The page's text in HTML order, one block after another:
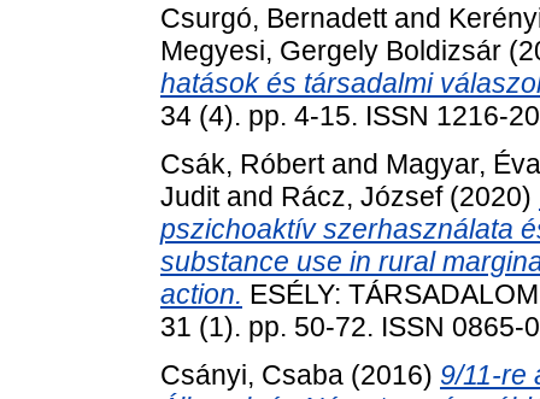
Csurgó, Bernadettand
Megyesi, Gergely Boldizsár
hatások és társadalmi
34 (4). pp. 4-15. ISSN 1216-
Csák, Róbertand Magyar, Éva
Juditand Rácz, József(2020)
pszichoaktív szerhasználata
substance use in rural
action. ESÉLY:
31 (1). pp. 50-72. ISSN 0865-
Csányi, Csaba (2016) 9/11-re